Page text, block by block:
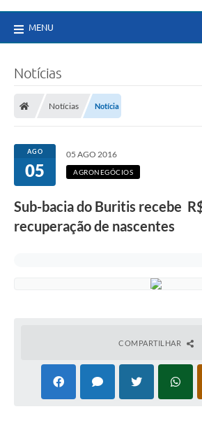
MENU
Notícias
Notícias Notícia
AGO
05
05 AGO 2016
AGRONEGÓCIOS
Sub-bacia do Buritis recebe
recuperação de nascentes
COMPARTILHAR